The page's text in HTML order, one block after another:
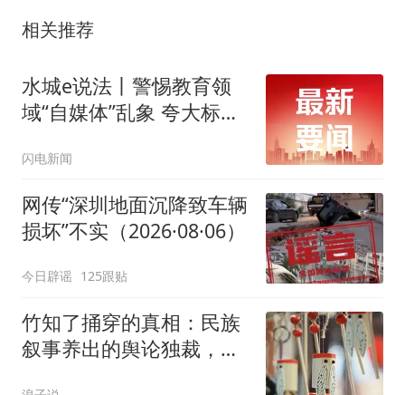
相关推荐
水城e说法丨警惕教育领
域“自媒体”乱象 夸大标题
闪电新闻
网传“深圳地面沉降致车辆
损坏”不实（2026·08·06）
今日辟谣 125跟贴
竹知了捅穿的真相：民族
叙事养出的舆论独裁，早